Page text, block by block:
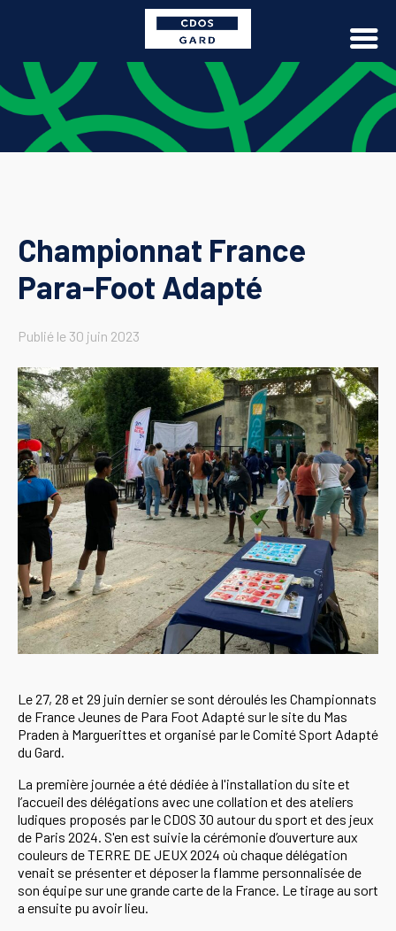
Championnat France
Para-Foot Adapté
Publié le 30 juin 2023
Le 27, 28 et 29 juin dernier se sont déroulés les Championnats
de France Jeunes de Para Foot Adapté sur le site du Mas
Praden à Marguerittes et organisé par le Comité Sport Adapté
du Gard.
La première journée a été dédiée à l'installation du site et
l’accueil des délégations avec une collation et des ateliers
ludiques proposés par le CDOS 30 autour du sport et des jeux
de Paris 2024. S'en est suivie la cérémonie d’ouverture aux
couleurs de TERRE DE JEUX 2024 où chaque délégation
venait se présenter et déposer la flamme personnalisée de
son équipe sur une grande carte de la France. Le tirage au sort
a ensuite pu avoir lieu.